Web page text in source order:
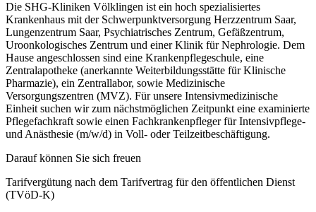
Die SHG-Kliniken Völklingen ist ein hoch spezialisiertes
Krankenhaus mit der Schwerpunktversorgung Herzzentrum Saar,
Lungenzentrum Saar, Psychiatrisches Zentrum, Gefäßzentrum,
Uroonkologisches Zentrum und einer Klinik für Nephrologie. Dem
Hause angeschlossen sind eine Krankenpflegeschule, eine
Zentralapotheke (anerkannte Weiterbildungsstätte für Klinische
Pharmazie), ein Zentrallabor, sowie Medizinische
Versorgungszentren (MVZ). Für unsere Intensivmedizinische
Einheit suchen wir zum nächstmöglichen Zeitpunkt eine examinierte
Pflegefachkraft sowie einen Fachkrankenpfleger für Intensivpflege-
und Anästhesie (m/w/d) in Voll- oder Teilzeitbeschäftigung.
Darauf können Sie sich freuen
Tarifvergütung nach dem Tarifvertrag für den öffentlichen Dienst
(TVöD-K)